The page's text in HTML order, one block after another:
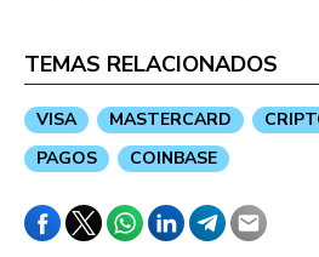
TEMAS RELACIONADOS
VISA MASTERCARD
PAGOS
COINBASE